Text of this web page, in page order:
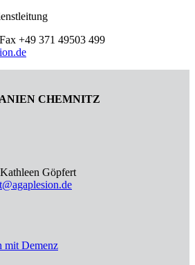
Fax +49 371 49503 499
CHEMNITZ
Göpfert
mit Demenz